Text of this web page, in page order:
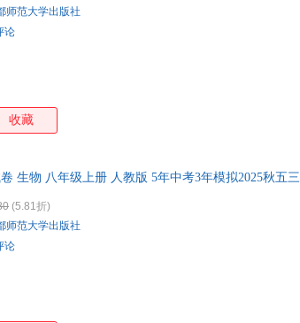
论
师范大学出版社
收藏
生物 八年级上册 人教版 5年中考3年模拟2025秋五三
(5.81折)
论
师范大学出版社